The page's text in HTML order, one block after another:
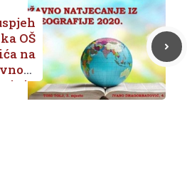
OŠ
na
iz
TONI